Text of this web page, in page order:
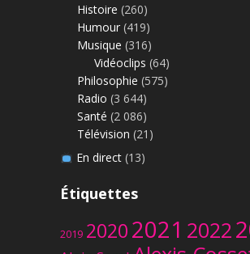
Histoire (260)
Humour (419)
Musique (316)
Vidéoclips (64)
Philosophie (575)
Radio (3 644)
Santé (2 086)
Télévision (21)
En direct(13)
Étiquettes
2019 20202021 2022